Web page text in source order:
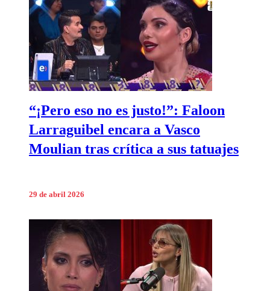
“¡Pero eso no es justo!”: Faloon
Larraguibel encara a Vasco
Moulian tras crítica a sus tatuajes
29 de abril 2026